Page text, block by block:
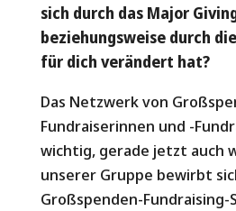
sich durch das Major
beziehungsweise durch
für dich verändert hat?
Das Netzwerk von
Fundraiserinnen und -
wichtig, gerade jetzt auch
unserer Gruppe bewirbt
Großspenden-Fundraising-